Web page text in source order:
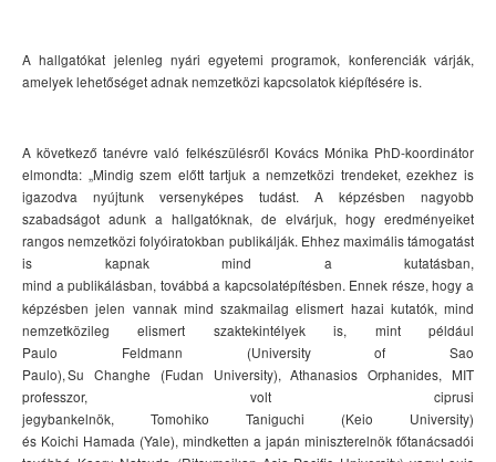
A hallgatókat jelenleg nyári egyetemi programok, konferenciák várják,
amelyek lehetőségetadnaknemzetközi kapcsolatokkiépítésére is.
A következő tanévre való felkészülésről Kovács Mónika PhD-koordinátor
elmondta: „Mindig szem előtttartjuk a nemzetközi trendeket, ezekhez is
igazodva
nyújtunk versenyképes tudást. A képzésben nagyobb
szabadságot adunk a hallgatóknak, de elvárjuk, hogy eredményeiket
rangos nemzetközi folyóiratokban publikálják. Ehhez maximális támogatást
is kapnakmind a kutatásban,
mind apublikálásban, továbbá a kapcsolatépítésben. Ennek része, hogy a
képzésbenjelen vannak mind szakmailagelismert hazai kutatók, mind
nemzetközileg elismert szaktekintélyekis,
mint például
Paulo Feldmann (University of Sao
Paulo),Su Changhe (Fudan University),Athanasios Orphanides, MIT
professzor, volt ciprusi
jegybankelnök, Tomohiko Taniguchi (Keio University)
és Koichi Hamada (Yale), mindketten a japán miniszterelnök főtanácsadói